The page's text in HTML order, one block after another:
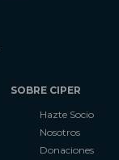
SOBRE CIPER
Hazte Socio
Nosotros
Donaciones